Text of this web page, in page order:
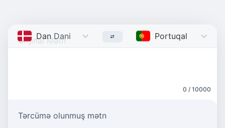
Dan Danish Portuqal
0 / 10000
Tərcümə olunmuş mətn